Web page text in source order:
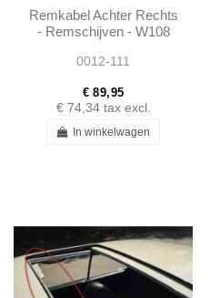
Remkabel Achter Rechts
- Remschijven - W108
1084200485 1084200885
0012-111
€ 89,95
€ 74,34 tax excl.
In winkelwagen